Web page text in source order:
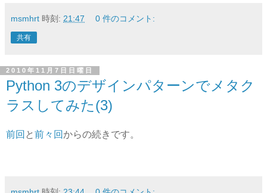
msmhrt 時刻: 21:47 0 件のコメント:
共有
2010年11月7日日曜日
Python 3のデザインパターンでメタク
ラスしてみた(3)
前回 と前々回からの続きです。